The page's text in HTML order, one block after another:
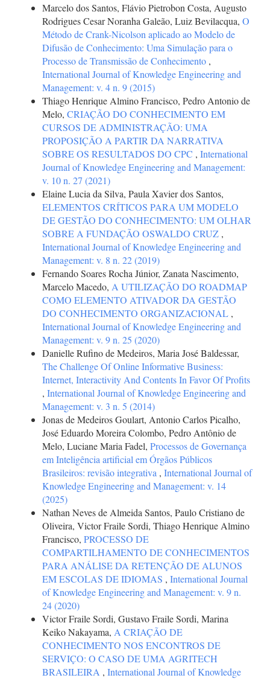
Marcelo dos Santos, Flávio Pietrobon Costa, Augusto
Rodrigues Cesar Noranha Galeão, Luiz Bevilacqua, O
Método de Crank-Nicolson aplicado ao Modelo de
Difusão de Conhecimento: Uma Simulação para o
Processo de Transmissão de Conhecimento ,
International Journal of Knowledge Engineering and
Management: v. 4 n. 9 (2015)
Thiago Henrique Almino Francisco, Pedro Antonio de
Melo, CRIAÇÃO DO CONHECIMENTO EM
CURSOS DE ADMINISTRAÇÃO: UMA
PROPOSIÇÃO A PARTIR DA NARRATIVA
SOBRE OS RESULTADOS DO CPC , International
Journal of Knowledge Engineering and Management:
v. 10 n. 27 (2021)
Elaine Lucia da Silva, Paula Xavier dos Santos,
ELEMENTOS CRÍTICOS PARA UM MODELO
DE GESTÃO DO CONHECIMENTO: UM OLHAR
SOBRE A FUNDAÇÃO OSWALDO CRUZ ,
International Journal of Knowledge Engineering and
Management: v. 8 n. 22 (2019)
Fernando Soares Rocha Júnior, Zanata Nascimento,
Marcelo Macedo, A UTILIZAÇÃO DO ROADMAP
COMO ELEMENTO ATIVADOR DA GESTÃO
DO CONHECIMENTO ORGANIZACIONAL ,
International Journal of Knowledge Engineering and
Management: v. 9 n. 25 (2020)
Danielle Rufino de Medeiros, Maria José Baldessar,
The Challenge Of Online Informative Business:
Internet, Interactivity And Contents In Favor Of Profits
, International Journal of Knowledge Engineering and
Management: v. 3 n. 5 (2014)
Jonas de Medeiros Goulart, Antonio Carlos Picalho,
José Eduardo Moreira Colombo, Pedro Antônio de
Melo, Luciane Maria Fadel, Processos de Governança
em Inteligência artificial em Órgãos Públicos
Brasileiros: revisão integrativa , International Journal of
Knowledge Engineering and Management: v. 14
(2025)
Nathan Neves de Almeida Santos, Paulo Cristiano de
Oliveira, Victor Fraile Sordi, Thiago Henrique Almino
Francisco, PROCESSO DE
COMPARTILHAMENTO DE CONHECIMENTOS
PARA ANÁLISE DA RETENÇÃO DE ALUNOS
EM ESCOLAS DE IDIOMAS , International Journal
of Knowledge Engineering and Management: v. 9 n.
24 (2020)
Victor Fraile Sordi, Gustavo Fraile Sordi, Marina
Keiko Nakayama, A CRIAÇÃO DE
CONHECIMENTO NOS ENCONTROS DE
SERVIÇO: O CASO DE UMA AGRITECH
BRASILEIRA , International Journal of Knowledge